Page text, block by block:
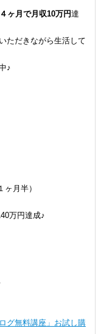
４ヶ月で月収10万円達
ただきながら生活して
♪
月半）
万円達成♪
グ無料講座」お試し購